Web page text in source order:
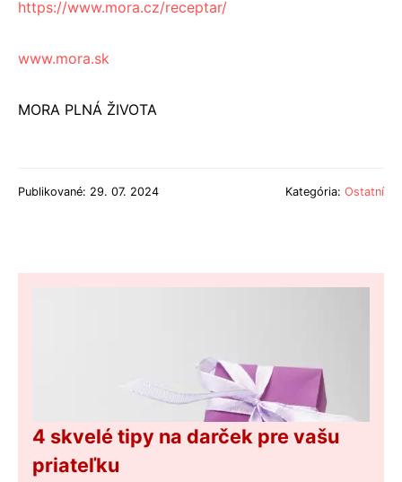
https://www.mora.cz/receptar/
www.mora.sk
MORA PLNÁ ŽIVOTA
Publikované: 29. 07. 2024 Kategória: Ostatní
4 skvelé tipy na darček pre vašu
priateľku